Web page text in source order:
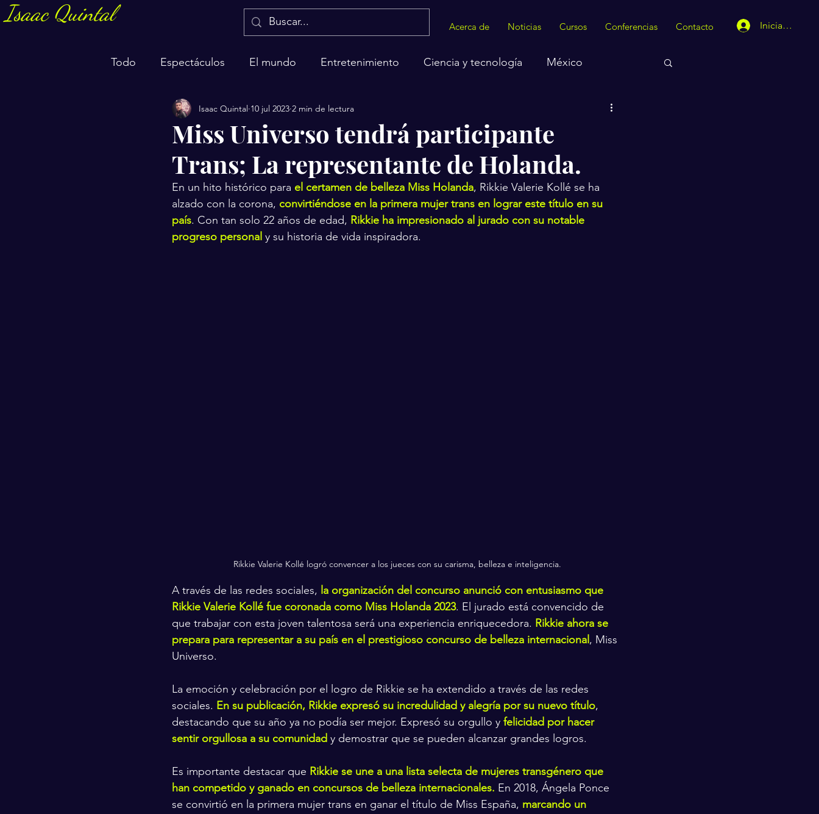
Isaac Quintal
Acerca de Noticias Cursos Conferencias Contacto Iniciar sesión
Todo Espectáculos El mundo Entretenimiento Ciencia y tecnología México
Marketing y negocios Salud
Miss Universo tendrá participante
Trans; La representante de Holanda.
Isaac Quintal 10 jul 2023 2 min de lectura
En un hito histórico para el certamen de belleza Miss Holanda, Rikkie Valerie Kollé se ha
alzado con la corona, convirtiéndose en la primera mujer trans en lograr este título en su
país. Con tan solo 22 años de edad, Rikkie ha impresionado al jurado con su notable
progreso personal y su historia de vida inspiradora.
Rikkie Valerie Kollé logró convencer a los jueces con su carisma, belleza e inteligencia.
A través de las redes sociales, la organización del concurso anunció con entusiasmo que
Rikkie Valerie Kollé fue coronada como Miss Holanda 2023. El jurado está convencido de
que trabajar con esta joven talentosa será una experiencia enriquecedora. Rikkie ahora se
prepara para representar a su país en el prestigioso concurso de belleza internacional , Miss
Universo.
La emoción y celebración por el logro de Rikkie se ha extendido a través de las redes
sociales. En su publicación, Rikkie expresó su incredulidad y alegría por su nuevo título,
destacando que su año ya no podía ser mejor. Expresó su orgullo y felicidad por hacer
sentir orgullosa a su comunidad y demostrar que se pueden alcanzar grandes logros.
Es importante destacar que Rikkie se une a una lista selecta de mujeres transgénero que
han competido y ganado en concursos de belleza internacionales. En 2018, Ángela Ponce
se convirtió en la primera mujer trans en ganar el título de Miss España, marcando un